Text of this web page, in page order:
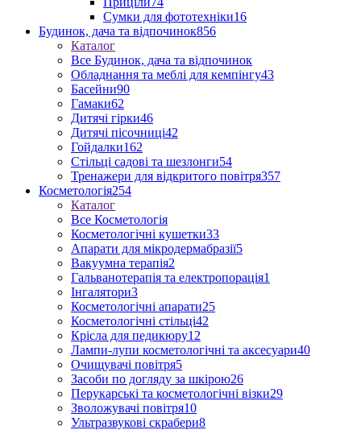
Сумки для фототехніки16
Будинок, дача та відпочинок856
Каталог
Все Будинок, дача та відпочинок
Обладнання та меблі для кемпінгу43
Басейни90
Гамаки62
Дитячі гірки46
Дитячі пісочниці42
Гойдалки162
Стільці садові та шезлонги54
Тренажери для відкритого повітря357
Косметологія254
Каталог
Все Косметологія
Косметологічні кушетки33
Апарати для мікродермабразії5
Вакуумна терапія2
Гальванотерапія та електропорація1
Інгалятори3
Косметологічні апарати25
Косметологічні стільці42
Крісла для педикюру12
Лампи-лупи косметологічні та аксесуари40
Очищувачі повітря5
Засоби по догляду за шкірою26
Перукарські та косметологічні візки29
Зволожувачі повітря10
Ультразвукові скрабери8